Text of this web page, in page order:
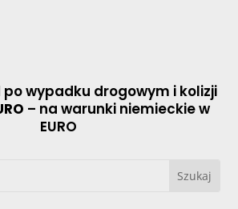
wypadku drogowym i kolizji
– na warunki niemieckie w
EURO